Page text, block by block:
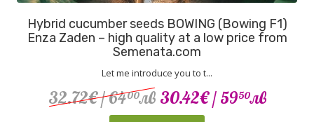
Hybrid cucumber seeds BOWING (Bowing F1)
Enza Zaden – high quality at a low price from
Semenata.com
Let me introduce you to t...
32.72€/ 6400лв 30.42€/ 5950лв